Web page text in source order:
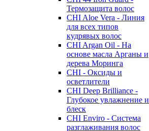
Термозащита волос
CHI Aloe Vera - Линия
для всех типов
кудрявых волос
CHI Argan Oil - На
основе масла Арганы и
дерева Моринга
CHI - Оксиды и
осветлители
CHI Deep Brilliance -
Глубокое увлажнение и
блеск
CHI Enviro - Система
разглаживания волос